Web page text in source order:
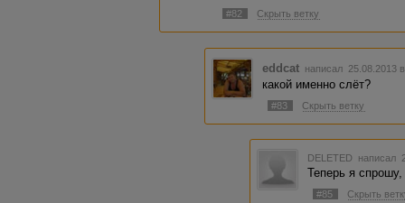
#82 Скрыть ветку
eddcat написал 25.08.2013
какой именно слёт?
#83 Скрыть ветку
DELETED написал
Теперь я
#85 Скрыть